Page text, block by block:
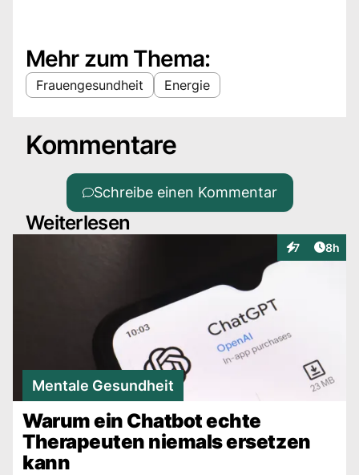
Mehr zum Thema:
Frauengesundheit Energie
Kommentare
Schreibe einen Kommentar
Weiterlesen
7
Interaktionen
8h
Mentale Gesundheit
Warum ein Chatbot echte
Therapeuten niemals ersetzen
kann